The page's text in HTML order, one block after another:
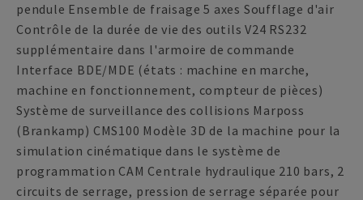
pendule Ensemble de fraisage 5 axes Soufflage d'air
Contrôle de la durée de vie des outils V24 RS232
supplémentaire dans l'armoire de commande
Interface BDE/MDE (états : machine en marche,
machine en fonctionnement, compteur de pièces)
Système de surveillance des collisions Marposs
(Brankamp) CMS100 Modèle 3D de la machine pour la
simulation cinématique dans le système de
programmation CAM Centrale hydraulique 210 bars, 2
circuits de serrage, pression de serrage séparée pour